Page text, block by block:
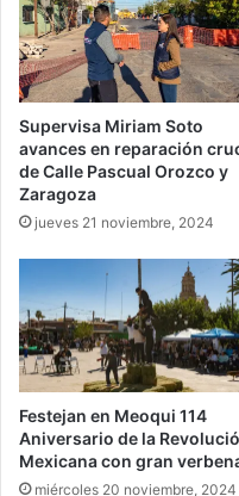
Supervisa Miriam Soto
avances en reparación
de Calle Pascual Orozco y
Zaragoza
jueves 21 noviembre, 2024
Festejan en Meoqui 114
Aniversario de la
Mexicana con gran
miércoles 20 noviembre, 2024